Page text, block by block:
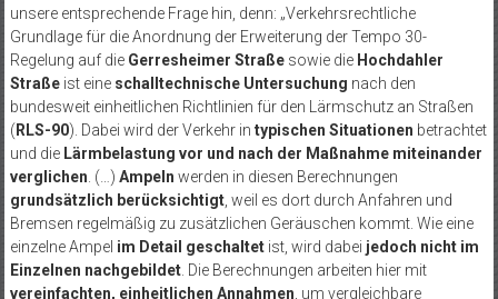
unsere entsprechende Frage hin, denn: „Verkehrsrechtliche
Grundlage für die Anordnung der Erweiterung der Tempo 30-
Regelung auf die Gerresheimer Straßesowie die Hochdahler
Straßeist eine schalltechnische Untersuchung nach den
bundesweit einheitlichen Richtlinien für den Lärmschutz an Straßen
( RLS-90). Dabei wird der Verkehr in typischen Situationen betrachtet
und die Lärmbelastung vor und nach der Maßnahme miteinander
verglichen . (…) Ampeln werden in diesen Berechnungen
grundsätzlich berücksichtigt, weil es dort durch Anfahren und
Bremsen regelmäßig zu zusätzlichen Geräuschen kommt. Wie eine
einzelne Ampel im Detail geschaltetist, wird dabei jedoch nicht im
Einzelnen nachgebildet. Die Berechnungen arbeiten hier mit
vereinfachten, einheitlichen Annahmen , um vergleichbare